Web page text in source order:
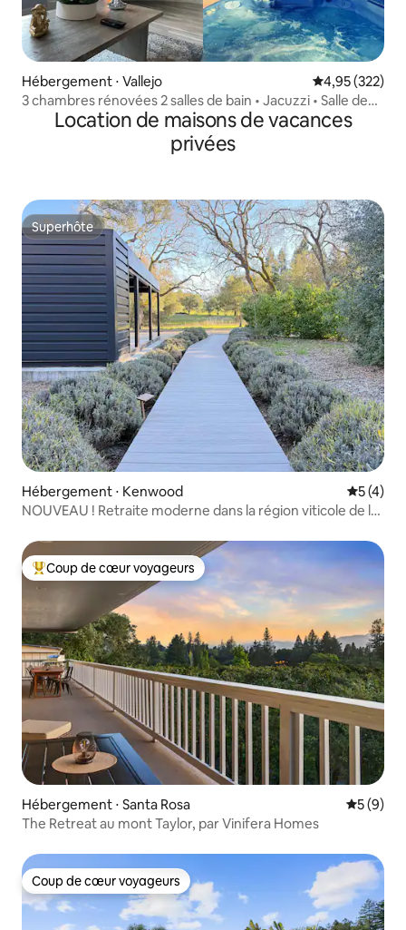
Hébergement ⋅ Vallejo Évaluation
4,95 (322)
3 chambres rénovées 2 salles de bain • Jacuzzi • Salle de
jeux • Vue épique
Location de maisons de vacances
privées
Superhôte
Superhôte
Hébergement ⋅ Kenwood
5 (4)
NOUVEAU ! Retraite moderne dans la région viticole de la
Coups de cœur voyageurs les plus appréciés
Coup de cœur voyageurs
Hébergement ⋅ Santa Rosa
5 (9)
The Retreat au mont Taylor, par Vinifera Homes
Coup de cœur voyageurs
Coup de cœur voyageurs